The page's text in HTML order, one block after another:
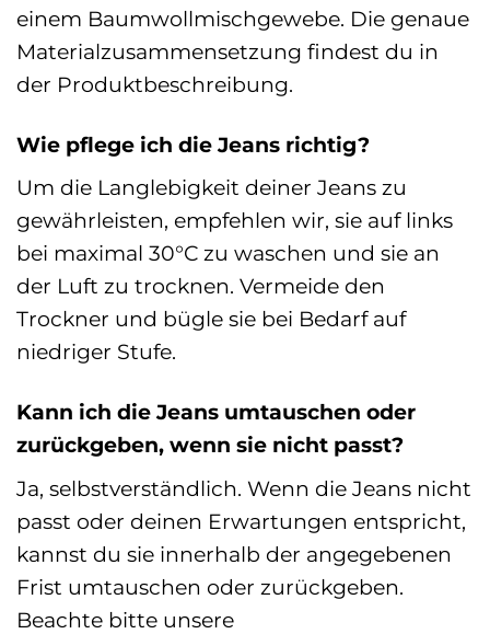
einem Baumwollmischgewebe. Die genaue
Materialzusammensetzung findest du in
der Produktbeschreibung.
Wie pflege ich die Jeans richtig?
Um die Langlebigkeit deiner Jeans zu
gewährleisten, empfehlen wir, sie auf links
bei maximal 30°C zu waschen und sie an
der Luft zu trocknen. Vermeide den
Trockner und bügle sie bei Bedarf auf
niedriger Stufe.
Kann ich die Jeans umtauschen oder
zurückgeben, wenn sie nicht passt?
Ja, selbstverständlich. Wenn die Jeans nicht
passt oder deinen Erwartungen entspricht,
kannst du sie innerhalb der angegebenen
Frist umtauschen oder zurückgeben.
Beachte bitte unsere